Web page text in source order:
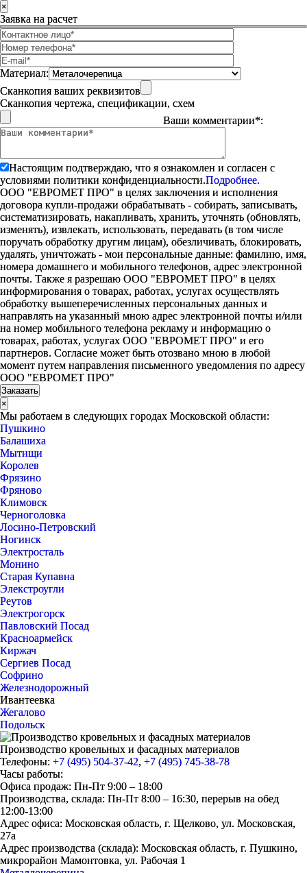
×
Заявка на расчет
Материал:
Сканкопия ваших реквизитов
Сканкопия чертежа, спецификации, схем
Ваши комментарии*:
Настоящим подтверждаю, что я ознакомлен и согласен с
условиями политики конфиденциальности.Подробнее.
ООО "ЕВРОМЕТ ПРО" в целях заключения и исполнения
договора купли-продажи обрабатывать - собирать, записывать,
систематизировать, накапливать, хранить, уточнять (обновлять,
изменять), извлекать, использовать, передавать (в том числе
поручать обработку другим лицам), обезличивать, блокировать,
удалять, уничтожать - мои персональные данные: фамилию, имя,
номера домашнего и мобильного телефонов, адрес электронной
почты. Также я разрешаю ООО "ЕВРОМЕТ ПРО" в целях
информирования о товарах, работах, услугах осуществлять
обработку вышеперечисленных персональных данных и
направлять на указанный мною адрес электронной почты и/или
на номер мобильного телефона рекламу и информацию о
товарах, работах, услугах ООО "ЕВРОМЕТ ПРО" и его
партнеров. Согласие может быть отозвано мною в любой
момент путем направления письменного уведомления по адресу
ООО "ЕВРОМЕТ ПРО"
×
Мы работаем в следующих городах Московской области:
Пушкино
Балашиха
Мытищи
Королев
Фрязино
Фряново
Климовск
Черноголовка
Лосино-Петровский
Ногинск
Электросталь
Монино
Старая Купавна
Элекстроугли
Реутов
Электрогорск
Павловский Посад
Красноармейск
Киржач
Сергиев Посад
Софрино
Железнодорожный
Ивантеевка
Жегалово
Подольск
Производство кровельных и фасадных материалов
Телефоны: +7 (495) 504-37-42, +7 (495) 745-38-78
Часы работы:
Офиса продаж: Пн-Пт 9:00 – 18:00
Производства, склада: Пн-Пт 8:00 – 16:30, перерыв на обед
12:00-13:00
Адрес офиса: Московская область, г. Щелково, ул. Московская,
27а
Адрес производства (склада): Московская область, г. Пушкино,
микрорайон Мамонтовка, ул. Рабочая 1